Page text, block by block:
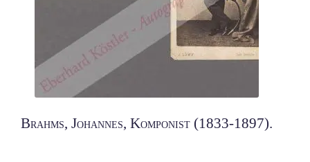
Brahms, Johannes, Komponist (1833-1897).